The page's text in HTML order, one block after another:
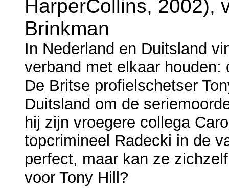
HarperCollins, 2002),
Brinkman
In Nederland en Duitsland
verband met elkaar
De Britse profielschetser
Duitsland om de
hij zijn vroegere collega
topcrimineel Radecki in de
perfect, maar kan ze
voor Tony Hill?